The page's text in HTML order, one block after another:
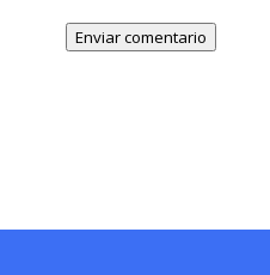
Enviar comentario